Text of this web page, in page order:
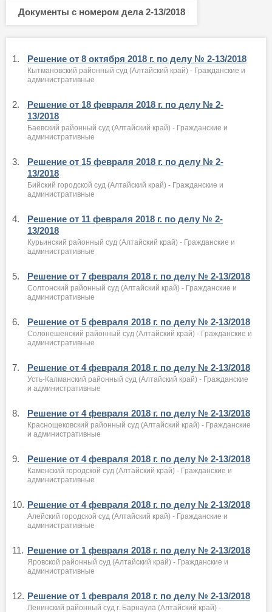
Документы с номером дела 2-13/2018
1. Решение от 8 октября 2018 г. по делу № 2-13/2018
Кытмановский районный суд (Алтайский край) - Гражданские и
административные
2.
Решение от 18 февраля 2018 г. по делу № 2-
13/2018
Баевский районный суд (Алтайский край) - Гражданские и
административные
3.
Решение от 15 февраля 2018 г. по делу № 2-
13/2018
Бийский городской суд (Алтайский край) - Гражданские и
административные
4.
Решение от 11 февраля 2018 г. по делу № 2-
13/2018
Курьинский районный суд (Алтайский край) - Гражданские и
административные
5. Решение от 7 февраля 2018 г. по делу № 2-13/2018
Солтонский районный суд (Алтайский край) - Гражданские и
административные
6. Решение от 5 февраля 2018 г. по делу № 2-13/2018
Солонешенский районный суд (Алтайский край) - Гражданские и
административные
7. Решение от 4 февраля 2018 г. по делу № 2-13/2018
Усть-Калманский районный суд (Алтайский край) - Гражданские
и административные
8. Решение от 4 февраля 2018 г. по делу № 2-13/2018
Краснощековский районный суд (Алтайский край) - Гражданские
и административные
9. Решение от 4 февраля 2018 г. по делу № 2-13/2018
Каменский городской суд (Алтайский край) - Гражданские и
административные
10. Решение от 4 февраля 2018 г. по делу № 2-13/2018
Алейский городской суд (Алтайский край) - Гражданские и
административные
11. Решение от 1 февраля 2018 г. по делу № 2-13/2018
Яровской районный суд (Алтайский край) - Гражданские и
административные
12. Решение от 1 февраля 2018 г. по делу № 2-13/2018
Ленинский районный суд г. Барнаула (Алтайский край) -